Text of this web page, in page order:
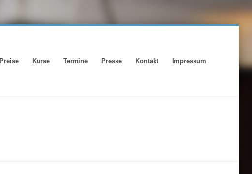
Preise Kurse Termine Presse Kontakt Impressum